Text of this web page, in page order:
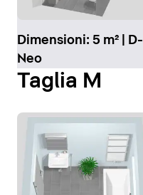
Dimensioni: 5 m² | D-
Neo
Taglia M